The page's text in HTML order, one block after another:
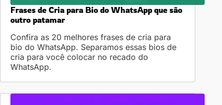
Frases de Cria para Bio do WhatsApp que são
outro patamar
Confira as 20 melhores frases de cria para
bio do WhatsApp. Separamos essas bios de
cria para você colocar no recado do
WhatsApp.